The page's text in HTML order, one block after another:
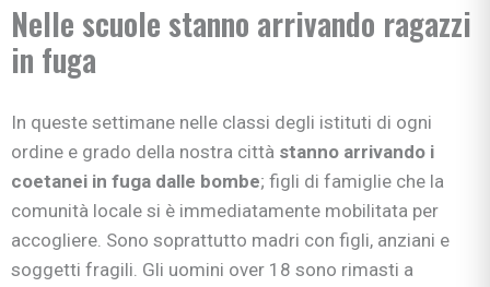
Nelle scuole stanno arrivando ragazzi
in fuga
In queste settimane nelle classi degli istituti di ogni
ordine e grado della nostra città stanno arrivando i
coetanei in fuga dalle bombe; figli di famiglie che la
comunità locale si è immediatamente mobilitata per
accogliere. Sono soprattutto madri con figli, anziani e
soggetti fragili. Gli uomini over 18 sono rimasti a